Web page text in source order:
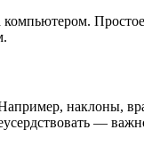
компьютером.
наклоны,
—